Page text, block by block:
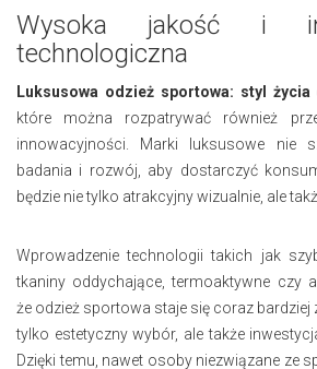
Wysoka jakość i
technologiczna
Luksusowa odzież sportowa: styl życia
które można rozpatrywać również
innowacyjności. Marki luksusowe nie
badania i rozwój, aby dostarczyć
będzie nie tylko atrakcyjny wizualnie, ale
Wprowadzenie technologii takich jak
tkaniny oddychające, termoaktywne czy
że odzież sportowa staje się coraz
tylko estetyczny wybór, ale także
Dzięki temu, nawet osoby niezwiązane ze